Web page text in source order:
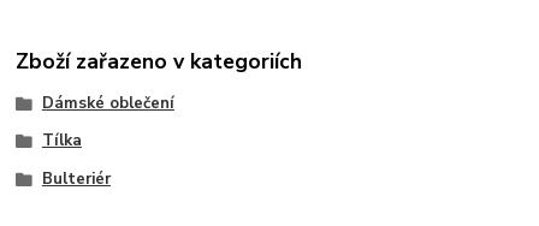
Zboží zařazeno v kategoriích
Dámské oblečení
Tílka
Bulteriér